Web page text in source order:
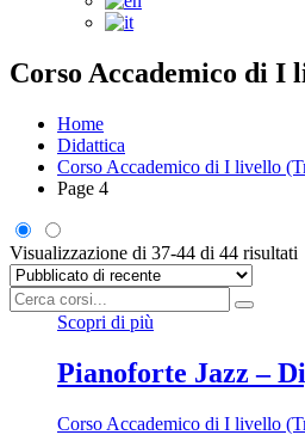
Corso Accademico di I
Home
Didattica
Corso Accademico di I livello
Page 4
Visualizzazione di 37-44 di 44 risultati
Scopri di più
Pianoforte Jazz –
Corso Accademico di I livello